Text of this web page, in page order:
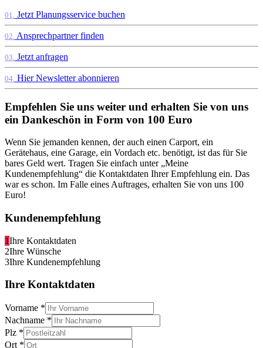
01. Jetzt Planungsservice buchen
02. Ansprechpartner finden
03. Jetzt anfragen
04. Hier Newsletter abonnieren
Empfehlen Sie uns weiter und erhalten Sie von uns
ein Dankeschön in Form von 100 Euro
Wenn Sie jemanden kennen, der auch einen Carport, ein
Gerätehaus, eine Garage, ein Vordach etc. benötigt, ist das für Sie
bares Geld wert. Tragen Sie einfach unter „Meine
Kundenempfehlung“ die Kontaktdaten Ihrer Empfehlung ein. Das
war es schon. Im Falle eines Auftrages, erhalten Sie von uns 100
Euro!
Kundenempfehlung
1Ihre Kontaktdaten
2Ihre Wünsche
3Ihre Kundenempfehlung
Ihre Kontaktdaten
Vorname *
Nachname *
Plz *
Ort *